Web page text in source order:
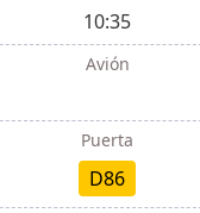
10:35
Avión
Puerta
D86